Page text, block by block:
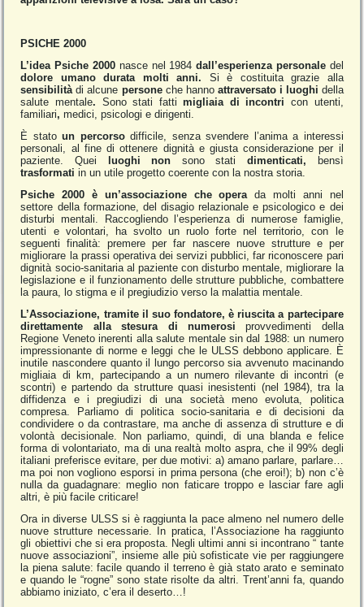
PSICHE 2000
L’idea Psiche 2000 nasce nel 1984dall’esperienza personaledel
dolore umano durata molti anni. Si è costituita grazie alla
sensibilitàdi alcune persone che hannoattraversato i luoghi della
salute mentale. Sono stati fatti migliaia di incontri con utenti,
familiari,medici, psicologi e dirigenti.
È statoun percorsodifficile, senza svendere l’anima a interessi
personali, al fine di ottenere dignità e giusta considerazione per il
paziente. Quei
luoghi non sono stati dimenticati, bensì
trasformatiin un utile progetto coerente con la nostra storia.
Psiche 2000 è un’associazione che operada molti anni nel
settore della formazione, del disagio relazionale e psicologico e dei
disturbi mentali. Raccogliendo l’esperienza di numerose famiglie,
utenti e volontari, ha svolto un ruolo forte nel territorio, con le
seguenti finalità: premere per far nascere nuove strutture e per
migliorare la prassi operativa dei servizi pubblici, far riconoscere pari
dignità socio-sanitaria al paziente con disturbo mentale, migliorare la
legislazione e il funzionamento delle strutture pubbliche, combattere
la paura, lo stigma e il pregiudizio verso la malattia mentale.
L’Associazione, tramite il suo fondatore, è riuscita a partecipare
direttamente alla stesura di numerosi provvedimenti della
Regione Veneto inerenti alla salute mentale sin dal 1988: un numero
impressionante di norme e leggi che le ULSS debbono applicare. È
inutile nascondere quanto il lungo percorso sia avvenuto macinando
migliaia di km, partecipando a un numero rilevante di incontri (e
scontri) e partendo da strutture quasi inesistenti (nel 1984), tra la
diffidenza e i pregiudizi di una società meno evoluta, politica
compresa. Parliamo di politica socio-sanitaria e di decisioni da
condividere o da contrastare, ma anche di assenza di strutture e di
volontà decisionale. Non parliamo, quindi, di una blanda e felice
forma di volontariato, ma di una realtà molto aspra, che il 99% degli
italiani preferisce evitare, per due motivi: a) amano parlare, parlare…
ma poi non vogliono esporsi in prima persona (che eroi!); b) non c’è
nulla da guadagnare: meglio non faticare troppo e lasciar fare agli
altri, è più facile criticare!
Ora in diverse ULSS si è raggiunta la pace almeno nel numero delle
nuove strutture necessarie. In pratica, l’Associazione ha raggiunto
gli obiettivi che si era proposta. Negli ultimi anni si incontrano “ tante
nuove associazioni”, insieme alle più sofisticate vie per raggiungere
la piena salute: facile quando il terreno è già stato arato e seminato
e quando le “rogne” sono state risolte da altri. Trent’anni fa, quando
abbiamo iniziato, c’era il deserto…!